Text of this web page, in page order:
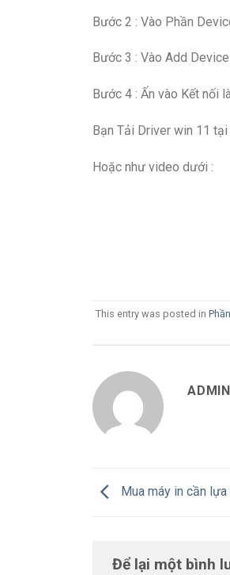
Bước 2 : Vào Phần
Bước 3 : Vào Add
Bước 4 : Ấn vào Kết nối
Bạn Tải Driver win 11 tại
Hoặc như video dưới :
This entry was posted in
ADMIN
Mua máy in cần
Để lại một bình